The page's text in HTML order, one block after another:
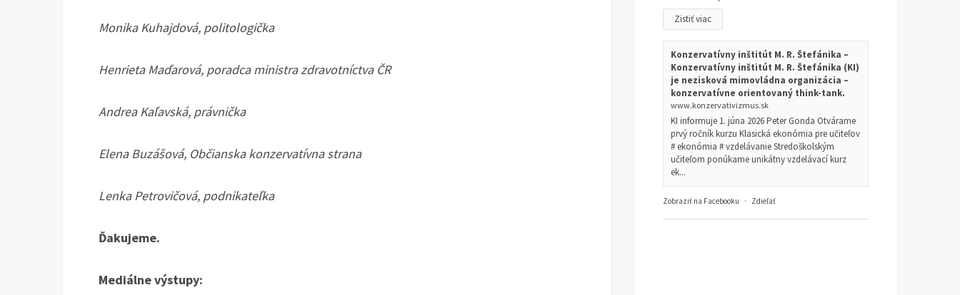
Monika Kuhajdová, politologička
Henrieta Maďarová, poradca ministra zdravotníctva ČR
Andrea Kaľavská, právnička
Elena Buzášová, Občianska konzervatívna strana
Lenka Petrovičová, podnikateľka
Ďakujeme.
Mediálne výstupy:
Zistiť viac
Konzervatívny inštitút M. R. Štefánika –
Konzervatívny inštitút M. R. Štefánika (KI)
je nezisková mimovládna organizácia –
konzervatívne orientovaný think-tank.
www.konzervativizmus.sk
KI informuje 1. júna 2026 Peter Gonda Otvárame
prvý ročník kurzu Klasická ekonómia pre učiteľov
# ekonómia # vzdelávanie Stredoškolským
učiteľom ponúkame unikátny vzdelávací kurz
ek...
Zobraziť na Facebooku · Zdieľať